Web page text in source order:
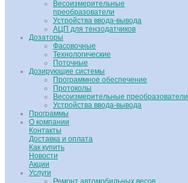
Весоизмерительные
преобразователи
Устройства ввода-вывода
АЦП для тензодатчиков
Дозаторы
Фасовочные
Технологические
Поточные
Дозирующие системы
Программное обеспечение
Протоколы
Весоизмерительные преобразователи
Устройства ввода-вывода
Программы
О компании
Контакты
Доставка и оплата
Как купить
Новости
Акции
Услуги
Ремонт автомобильных весов